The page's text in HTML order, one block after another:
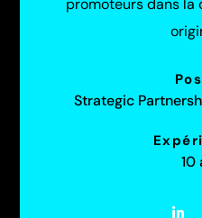
promoteurs dans la
Strategic
10